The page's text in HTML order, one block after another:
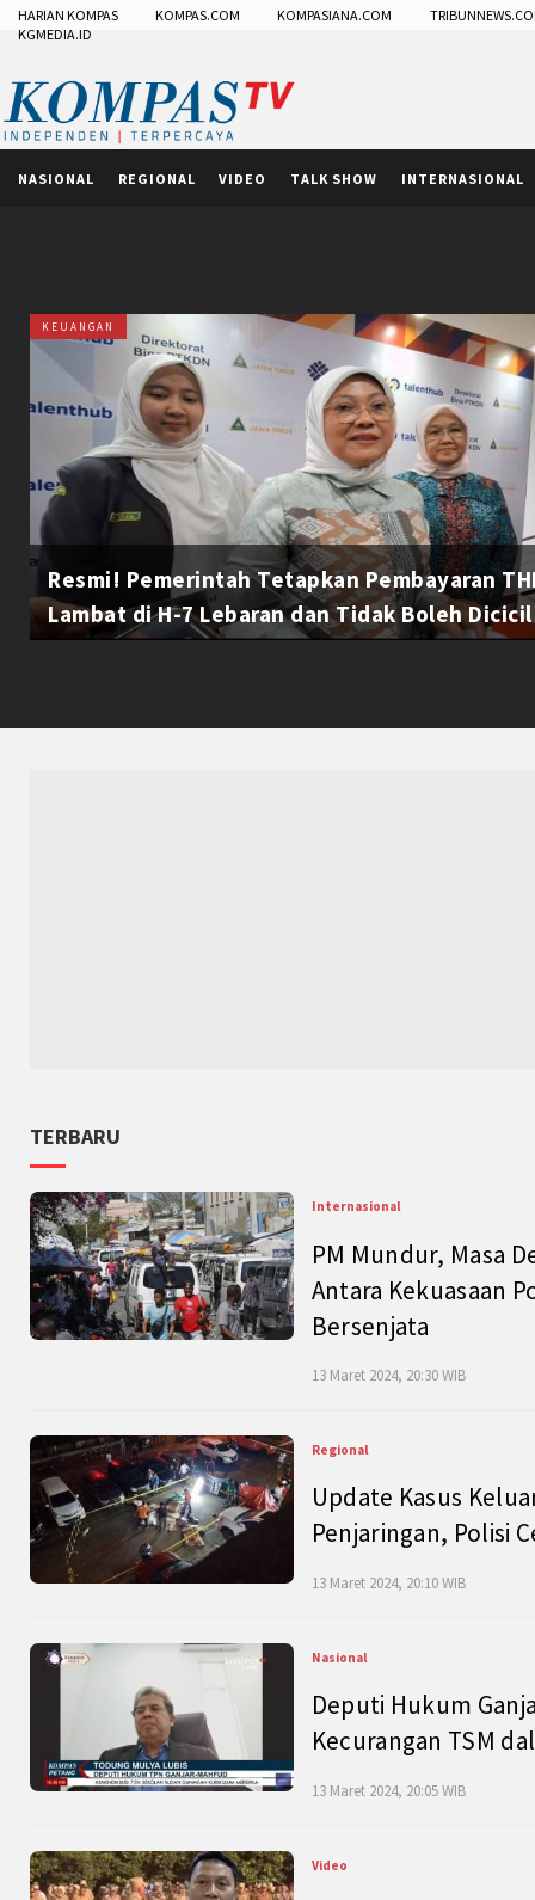
HARIAN KOMPAS KOMPAS.COM KOMPASIANA.COM
KGMEDIA.ID
NASIONAL REGIONAL VIDEO TALK SHOW INTERNASIONAL
KEUANGAN
Resmi! Pemerintah Tetapkan Pembayaran
Lambat di H-7 Lebaran dan Tidak Boleh Dicicil
TERBARU
Internasional
PM Mundur, Masa
Antara Kekuasaan
Bersenjata
13 Maret 2024, 20:30 WIB
Regional
Update Kasus
Penjaringan, Polisi
13 Maret 2024, 20:10 WIB
Nasional
Deputi Hukum
Kecurangan TSM
13 Maret 2024, 20:05 WIB
Video